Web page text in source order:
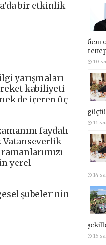
bir etkinlik
yarışmaları
kabiliyeti
de içeren üç
faydalı
Vatanseverlik
yerel
şubelerinin
10
11
14
15